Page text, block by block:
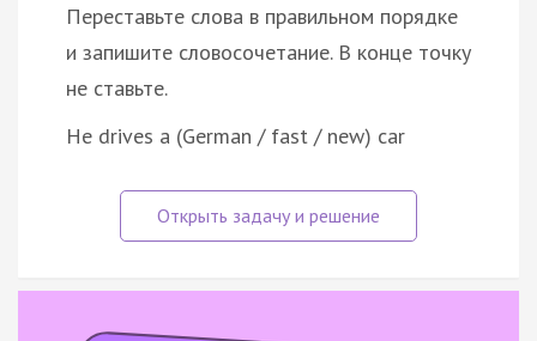
Переставьте слова в правильном порядке
и запишите словосочетание. В конце точку
не ставьте.
He drives a (German / fast / new) car